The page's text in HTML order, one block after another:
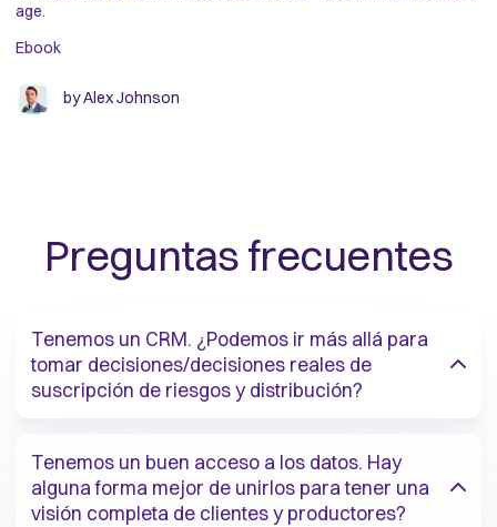
age.
Ebook
byAlex Johnson
Preguntas frecuentes
Tenemos un CRM. ¿Podemos ir más allá para
tomar decisiones/decisiones reales de
suscripción de riesgos y distribución?
Tenemos un buen acceso a los datos. Hay
alguna forma mejor de unirlos para tener una
visión completa de clientes y productores?